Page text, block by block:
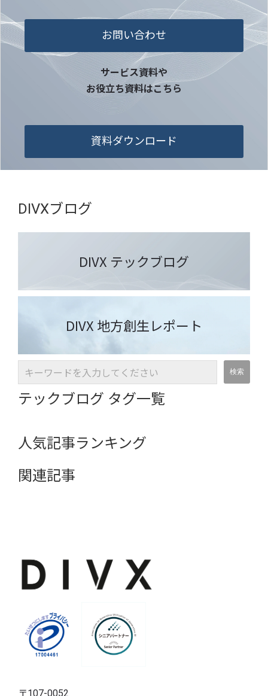
お問い合わせ
サービス資料や
お役立ち資料はこちら
資料ダウンロード
DIVXブログ
DIVX テックブログ
DIVX 地方創生レポート
テックブログ タグ一覧
人気記事ランキング
関連記事
〒107-0052